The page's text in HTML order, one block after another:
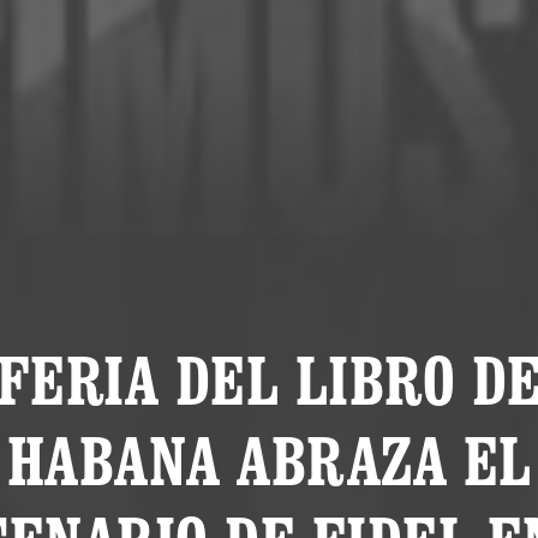
DEL LIBRO
HABANA ABRAZA EL